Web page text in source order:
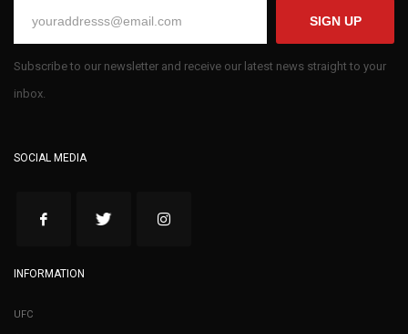
SIGN UP
Subscribe to our newsletter and receive our latest news straight to your
inbox.
SOCIAL MEDIA
INFORMATION
UFC